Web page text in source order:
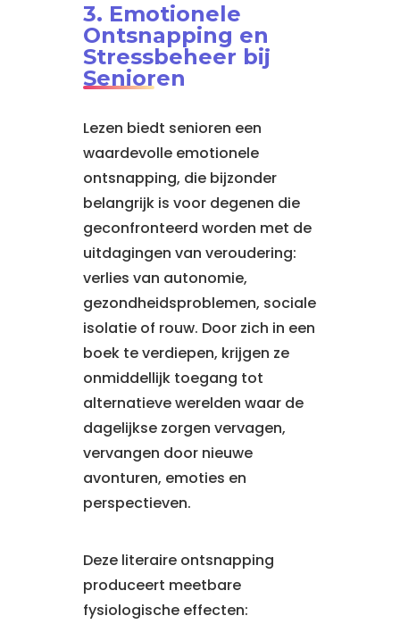
3. Emotionele
Ontsnapping en
Stressbeheer bij
Senioren
Lezen biedt senioren een
waardevolle emotionele
ontsnapping, die bijzonder
belangrijk is voor degenen die
geconfronteerd worden met de
uitdagingen van veroudering:
verlies van autonomie,
gezondheidsproblemen, sociale
isolatie of rouw. Door zich in een
boek te verdiepen, krijgen ze
onmiddellijk toegang tot
alternatieve werelden waar de
dagelijkse zorgen vervagen,
vervangen door nieuwe
avonturen, emoties en
perspectieven.
Deze literaire ontsnapping
produceert meetbare
fysiologische effecten: